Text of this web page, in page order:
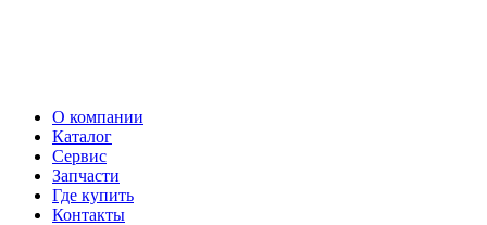
О компании
Каталог
Сервис
Запчасти
Где купить
Контакты